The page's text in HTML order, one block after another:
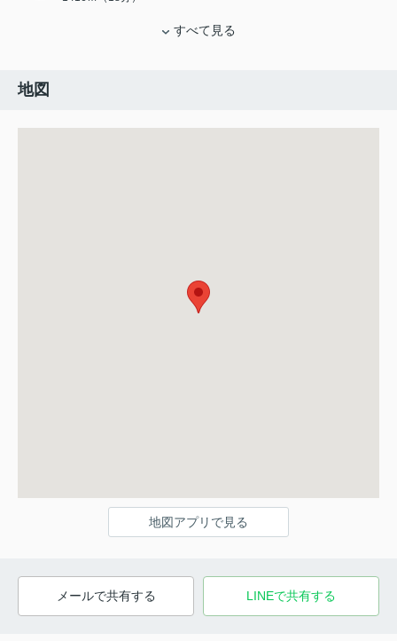
すべて見る
地図
地図アプリで見る
メールで共有する LINEで共有する